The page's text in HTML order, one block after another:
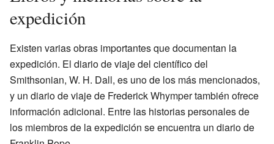
expedición
Existen varias obras importantes que documentan la
expedición. El diario de viaje del científico del
Smithsonian, W. H. Dall, es uno de los más mencionados,
y un diario de viaje de Frederick Whymper también ofrece
información adicional. Entre las historias personales de
los miembros de la expedición se encuentra un diario de